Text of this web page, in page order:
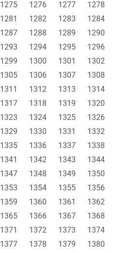
1275 1276 1277
1278
1281 1282 1283
1284
1287 1288 1289
1290
1293 1294 1295
1296
1299 1300 1301
1302
1305 1306 1307
1308
1311 1312 1313
1314
1317 1318 1319
1320
1323 1324 1325
1326
1329 1330 1331
1332
1335 1336 1337
1338
1341 1342 1343
1344
1347 1348 1349
1350
1353 1354 1355
1356
1359 1360 1361
1362
1365 1366 1367
1368
1371 1372 1373
1374
1377 1378 1379
1380